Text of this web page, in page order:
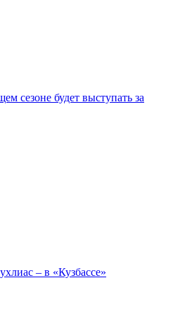
сезоне будет выступать за
– в «Кузбассе»